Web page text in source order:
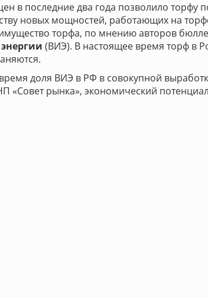
в последние два года позволило торфу
новых мощностей, работающих на
торфа, по мнению авторов
(ВИЭ). В настоящее время торф в
доля ВИЭ в РФ в совокупной
«Совет рынка», экономический